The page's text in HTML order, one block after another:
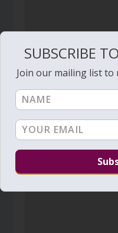
Zohar Diário # 1346
ainda está
October 30, 2013
SUBSCRIBE
Join our mailing list to